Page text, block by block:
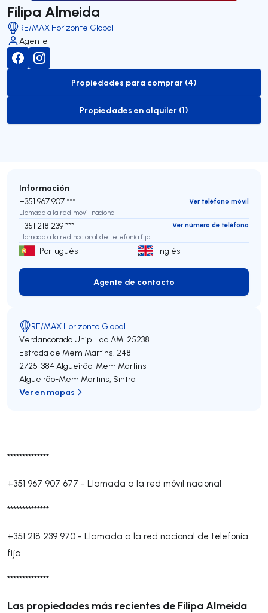
Filipa Almeida
RE/MAX Horizonte Global
Agente
to-buy-listing
Propiedades para comprar (4)
to-rent-listing
Propiedades en alquiler (1)
**************
+351 967 907 677 - Llamada a la red móvil nacional
**************
+351 218 239 970 - Llamada a la red nacional de telefonía
fija
**************
Las propiedades más recientes de Filipa Almeida
Información
+351 967 907 ***
Ver teléfono móvil
Llamada a la red móvil nacional
+351 218 239 ***
Ver número de teléfono
Llamada a la red nacional de telefonía fija
Portugués Inglés
Agente de contacto
Agente de contacto
RE/MAX Horizonte Global
Verdancorado Unip. Lda AMI 25238
Estrada de Mem Martins, 248
2725-384 Algueirão-Mem Martins
Algueirão-Mem Martins, Sintra
Ver en mapas